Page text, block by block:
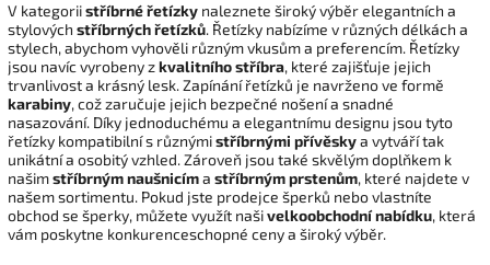
V kategoriistříbrné řetízky naleznete široký výběr elegantních a
stylových stříbrných řetízků. Řetízky nabízíme v různých délkách a
stylech, abychom vyhověli různým vkusům a preferencím. Řetízky
jsou navíc vyrobeny zkvalitního stříbra, které zajišťuje jejich
trvanlivost a krásný lesk. Zapínání řetízků je navrženo ve formě
karabiny, což zaručuje jejich bezpečné nošení a snadné
nasazování. Díky jednoduchému a elegantnímu designu jsou tyto
řetízky kompatibilní s různýmistříbrnými přívěskya vytváří tak
unikátní a osobitý vzhled. Zároveň jsou také skvělým doplňkem k
našimstříbrným naušnicíma stříbrným prstenům, které najdete v
našem sortimentu. Pokud jste prodejce šperků nebo vlastníte
obchod se šperky, můžete využít našivelkoobchodní nabídku, která
vám poskytne konkurenceschopné ceny a široký výběr.